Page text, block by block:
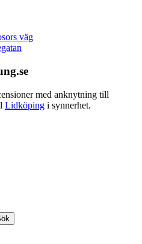
väg
med anknytning till
Lidköping i synnerhet.